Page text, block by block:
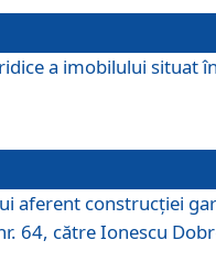
a imobilului situat
aferent construcției
64, către Ionescu